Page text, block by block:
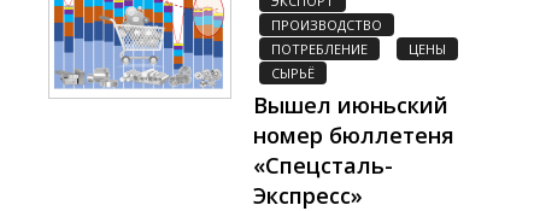
ПРОИЗВОДСТВО
ПОТРЕБЛЕНИЕ
ЦЕНЫ
СЫРЬЁ
Вышел июньский
номер бюллетеня
«Спецсталь-
Экспресс»